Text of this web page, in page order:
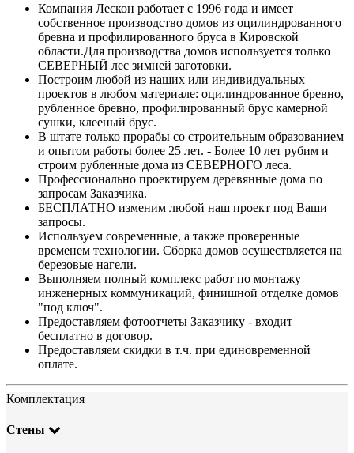
Компания Лескон работает с 1996 года и имеет
собственное производство домов из оцилиндрованного
бревна и профилированного бруса в Кировской
области.Для производства домов используется только
СЕВЕРНЫЙ лес зимней заготовки.
Построим любой из наших или индивидуальных
проектов в любом материале: оцилиндрованное бревно,
рубленное бревно, профилированный брус камерной
сушки, клееный брус.
В штате только прорабы со строительным образованием
и опытом работы более 25 лет. - Более 10 лет рубим и
строим рубленные дома из СЕВЕРНОГО леса.
Профессионально проектируем деревянные дома по
запросам Заказчика.
БЕСПЛАТНО изменим любой наш проект под Ваши
запросы.
Используем современные, а также проверенные
временем технологии. Сборка домов осуществляется на
березовые нагели.
Выполняем полный комплекс работ по монтажу
инженерных коммуникаций, финишной отделке домов
"под ключ".
Предоставляем фотоотчеты Заказчику - входит
бесплатно в договор.
Предоставляем скидки в т.ч. при единовременной
оплате.
Комплектация
Стены